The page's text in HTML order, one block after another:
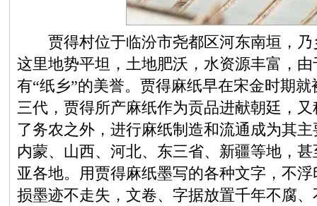
贾得村位于临汾市尧都区河东南垣，乃
这里地势平坦，土地肥沃，水资源丰富，
有“纸乡”的美誉。贾得麻纸早在宋金时期
三代，贾得所产麻纸作为贡品进献朝廷，
了务农之外，进行麻纸制造和流通成为其
内蒙、山西、河北、东三省、新疆等地，
亚各地。用贾得麻纸墨写的各种文字，不
损墨迹不走失，文卷、字据放置千年不腐